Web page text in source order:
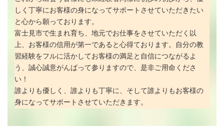
しく丁寧にお客様の身になってサポートさせていただきたい
と心から願っております。
富士見市で生まれ育ち、地元でお仕事をさせていただく以
上、お客様の信用が第一であると心得ております。自分の教
習経験をフルに活かしてお客様の満足と自信につながるよ
う、誠心誠意がんばって参りますので、是非ご用命くださ
い！
誰よりも優しく、誰よりも丁寧に、そして誰よりもお客様の
身になってサポートさせていただきます。